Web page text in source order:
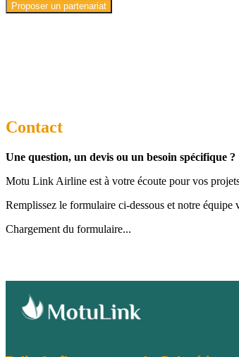
Proposer un partenariat
Contact
Une question, un devis ou un besoin spécifique ?
Motu Link Airline est à votre écoute pour vos
Remplissez le formulaire ci-dessous et notre
Chargement du formulaire...